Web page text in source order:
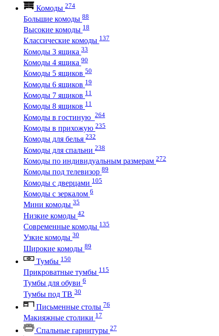
Комоды 274
Большие комоды 88
Высокие комоды 18
Классические комоды 137
Комоды 3 ящика 33
Комоды 4 ящика 90
Комоды 5 ящиков 50
Комоды 6 ящиков 19
Комоды 7 ящиков 11
Комоды 8 ящиков 11
Комоды в гостиную 264
Комоды в прихожую 235
Комоды для белья 232
Комоды для спальни 238
Комоды по индивидуальным размерам 272
Комоды под телевизор 89
Комоды с дверцами 105
Комоды с зеркалом 6
Мини комоды 35
Низкие комоды 42
Современные комоды 135
Узкие комоды 30
Широкие комоды 89
Тумбы 150
Прикроватные тумбы 115
Тумбы для обуви 6
Тумбы под ТВ 30
Письменные столы 76
Макияжные столики 17
Спальные гарнитуры 27